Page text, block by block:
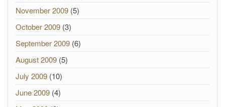
November 2009 (5)
October 2009 (3)
September 2009 (6)
August 2009 (5)
July 2009 (10)
June 2009 (4)